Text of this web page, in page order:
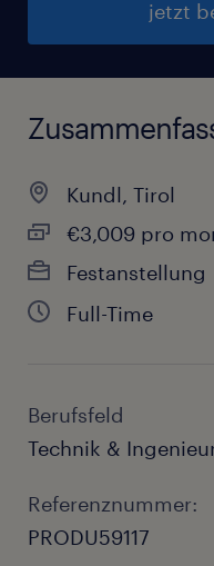
jetzt
Kundl, Tirol
€3,009 pro
Festanstellung
Full-Time
Berufsfeld
Technik &
Referenznummer:
PRODU59117